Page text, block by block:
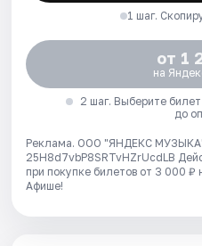
1 шаг.
от 1
на
2 шаг. Выберите
до
Реклама. ООО "ЯНДЕКС
25H8d7vbP8SRTvHZrUcdLB
при покупке билетов от 3 000 ₽
Афише!